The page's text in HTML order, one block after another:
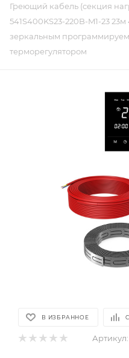
Греющий кабель (секция
541S400KS23-220B-M1-23
зеркальным
терморегулятором
В ИЗБРАННОЕ
Артикул: